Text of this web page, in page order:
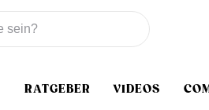
RATGEBER VIDEOS